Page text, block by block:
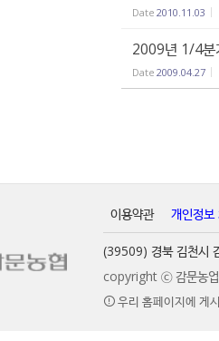
Date 2010.11.03
2009년 1/4분
Date 2009.04.27
이용약관 개인정보
(39509) 경북 김천시
copyright ⓒ 감문농업
우리 홈페이지에 게